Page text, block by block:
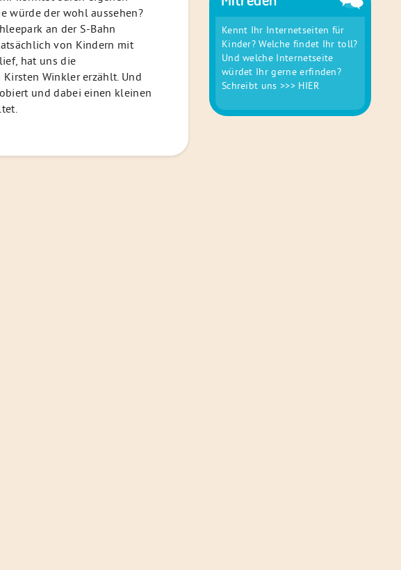
würde der wohl aussehen?
an der S-Bahn
von Kindern mit
hat uns die
Winkler erzählt. Und
und dabei einen kleinen
Kennt Ihr Internetseiten für
Kinder? Welche findet Ihr toll?
Und welche Internetseite
würdet Ihr gerne erfinden?
Schreibt uns>>> HIER